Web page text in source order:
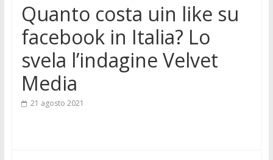
Quanto costa uin like su
facebook in Italia? Lo
svela l’indagine Velvet
Media
21 agosto 2021